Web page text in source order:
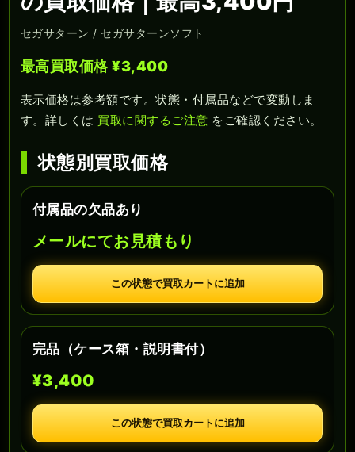
セガサターン / セガサターンソフト
最高買取価格 ¥3,400
表示価格は参考額です。状態・付属品などで変動しま
す。詳しくは 買取に関するご注意 をご確認ください。
状態別買取価格
付属品の欠品あり
メールにてお見積もり
この状態で買取カートに追加
完品（ケース箱・説明書付）
¥3,400
この状態で買取カートに追加